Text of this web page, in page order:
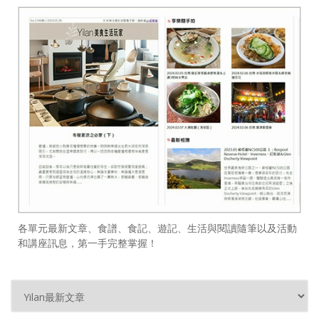
各單元最新文章、食譜、食記、遊記、生活與閱讀隨筆以及活動
和講座訊息，第一手完整掌握！